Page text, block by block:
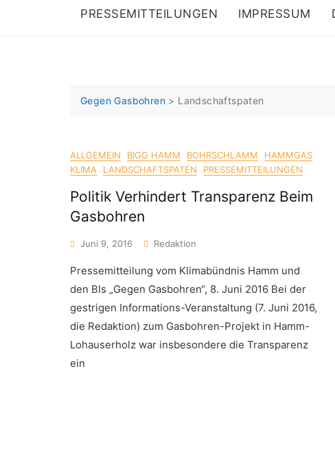
PRESSEMITTEILUNGEN IMPRESSUM
Gegen Gasbohren > Landschaftspaten
ALLGEMEIN BIGG HAMM BOHRSCHLAMM
HAMMGAS
KLIMA
LANDSCHAFTSPATEN PRESSEMITTEILUNGEN
Politik Verhindert Transparenz Beim
Gasbohren
Juni 9, 2016 Redaktion
Pressemitteilung vom Klimabündnis Hamm und
den BIs „Gegen Gasbohren“, 8. Juni 2016 Bei der
gestrigen Informations-Veranstaltung (7. Juni 2016,
die Redaktion) zum Gasbohren-Projekt in Hamm-
Lohauserholz war insbesondere die Transparenz
ein